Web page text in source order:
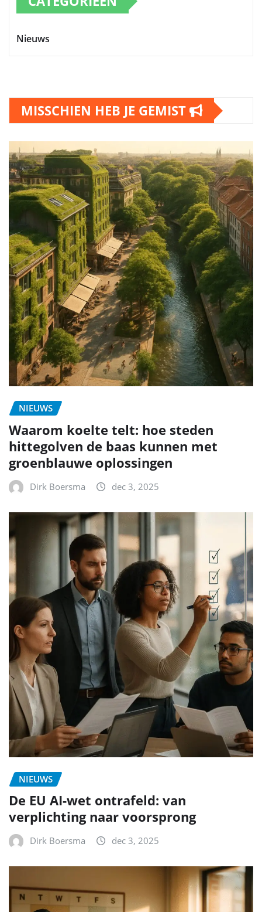
Nieuws
MISSCHIEN HEB JE GEMIST
NIEUWS
Waarom koelte telt: hoe steden
hittegolven de baas kunnen met
groenblauwe oplossingen
Dirk Boersma dec 3, 2025
NIEUWS
De EU AI-wet ontrafeld: van
verplichting naar voorsprong
Dirk Boersma dec 3, 2025